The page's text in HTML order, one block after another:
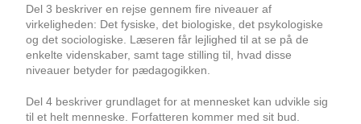
Del 3 beskriver en rejse gennem fire niveauer af
virkeligheden: Det fysiske, det biologiske, det psykologiske
og det sociologiske. Læseren får lejlighed til at se på de
enkelte videnskaber, samt tage stilling til, hvad disse
niveauer betyder for pædagogikken.
Del 4 beskriver grundlaget for at mennesket kan udvikle sig
til et helt menneske. Forfatteren kommer med sit bud.